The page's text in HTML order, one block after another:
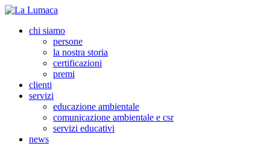
chi siamo
persone
la nostra storia
certificazioni
premi
clienti
servizi
educazione ambientale
comunicazione ambientale e csr
servizi educativi
news